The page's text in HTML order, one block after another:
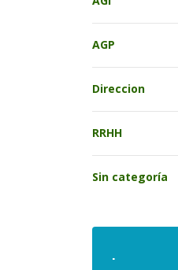
AGP
Direccion
RRHH
Sin categoría
.